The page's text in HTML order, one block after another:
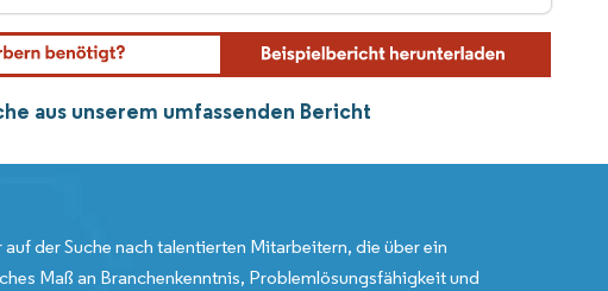
aus unserem umfassenden Bericht
der Suche nach talentierten Mitarbeitern, die über ein
Maß an Branchenkenntnis, Problemlösungsfähigkeit und